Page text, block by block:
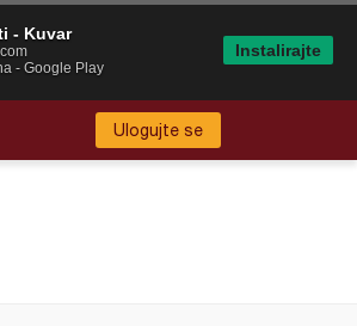
Ulogujte se
- Kuvar
- Google Play
Instalirajte